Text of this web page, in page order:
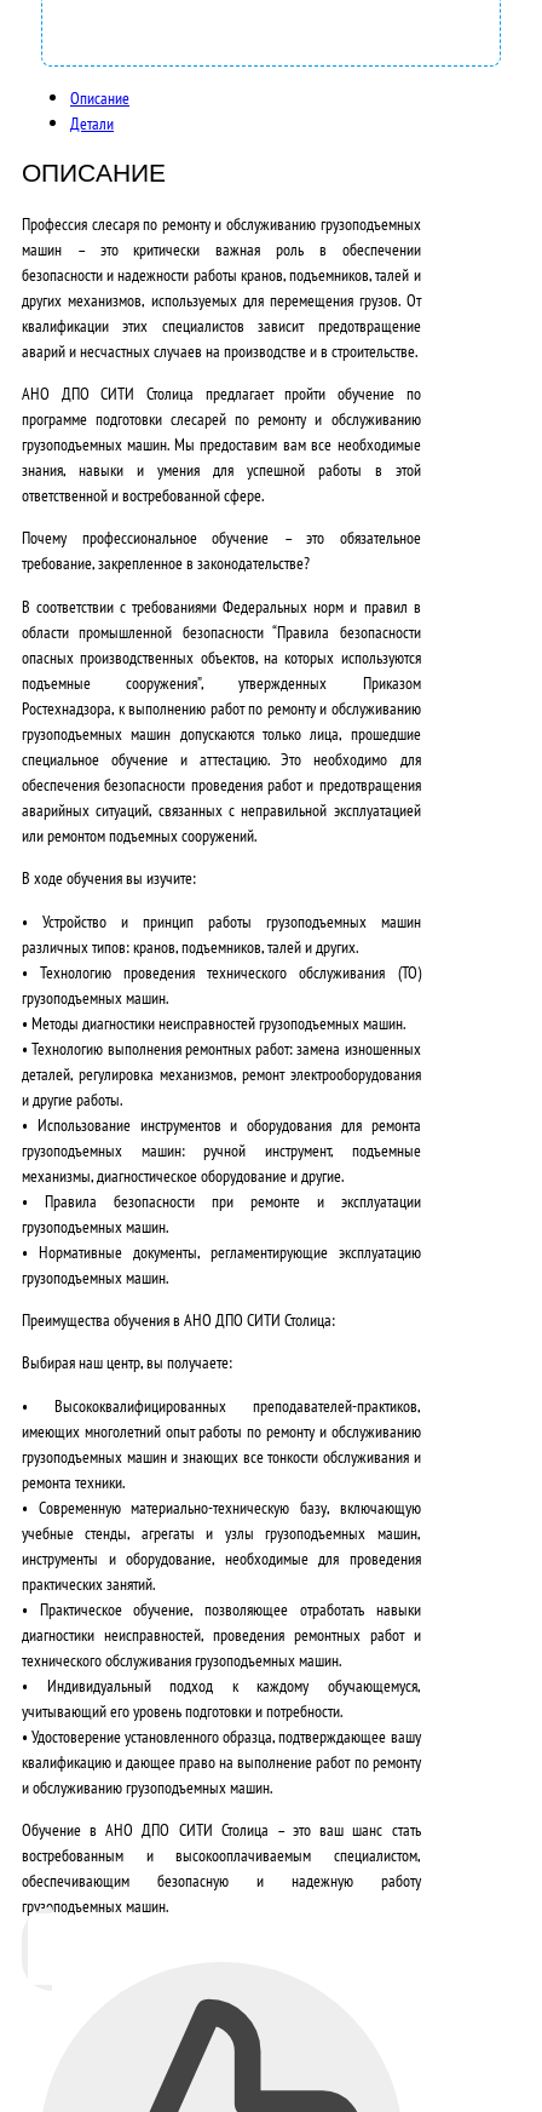
Описание
Детали
ОПИСАНИЕ
Профессия слесаря по ремонту и обслуживанию грузоподъемных
машин – это критически важная роль в обеспечении
безопасности и надежности работы кранов, подъемников, талей и
других механизмов, используемых для перемещения грузов. От
квалификации этих специалистов зависит предотвращение
аварий и несчастных случаев на производстве и в строительстве.
АНО ДПО СИТИ Столица предлагает пройти обучение по
программе подготовки слесарей по ремонту и обслуживанию
грузоподъемных машин. Мы предоставим вам все необходимые
знания, навыки и умения для успешной работы в этой
ответственной и востребованной сфере.
Почему профессиональное обучение – это обязательное
требование, закрепленное в законодательстве?
В соответствии с требованиями Федеральных норм и правил в
области промышленной безопасности “Правила безопасности
опасных производственных объектов, на которых используются
подъемные сооружения”, утвержденных Приказом
Ростехнадзора, к выполнению работ по ремонту и обслуживанию
грузоподъемных машин допускаются только лица, прошедшие
специальное обучение и аттестацию. Это необходимо для
обеспечения безопасности проведения работ и предотвращения
аварийных ситуаций, связанных с неправильной эксплуатацией
или ремонтом подъемных сооружений.
В ходе обучения вы изучите:
• Устройство и принцип работы грузоподъемных машин
различных типов: кранов, подъемников, талей и других.
• Технологию проведения технического обслуживания (ТО)
грузоподъемных машин.
• Методы диагностики неисправностей грузоподъемных машин.
• Технологию выполнения ремонтных работ: замена изношенных
деталей, регулировка механизмов, ремонт электрооборудования
и другие работы.
• Использование инструментов и оборудования для ремонта
грузоподъемных машин: ручной инструмент, подъемные
механизмы, диагностическое оборудование и другие.
• Правила безопасности при ремонте и эксплуатации
грузоподъемных машин.
• Нормативные документы, регламентирующие эксплуатацию
грузоподъемных машин.
Преимущества обучения в АНО ДПО СИТИ Столица:
Выбирая наш центр, вы получаете:
• Высококвалифицированных преподавателей-практиков,
имеющих многолетний опыт работы по ремонту и обслуживанию
грузоподъемных машин и знающих все тонкости обслуживания и
ремонта техники.
• Современную материально-техническую базу, включающую
учебные стенды, агрегаты и узлы грузоподъемных машин,
инструменты и оборудование, необходимые для проведения
практических занятий.
• Практическое обучение, позволяющее отработать навыки
диагностики неисправностей, проведения ремонтных работ и
технического обслуживания грузоподъемных машин.
• Индивидуальный подход к каждому обучающемуся,
учитывающий его уровень подготовки и потребности.
•Удостоверение установленного образца, подтверждающее вашу
квалификацию и дающее право на выполнение работ по ремонту
и обслуживанию грузоподъемных машин.
Обучение в АНО ДПО СИТИ Столица – это ваш шанс стать
востребованным и высокооплачиваемым специалистом,
обеспечивающим безопасную и надежную работу
грузоподъемных машин.